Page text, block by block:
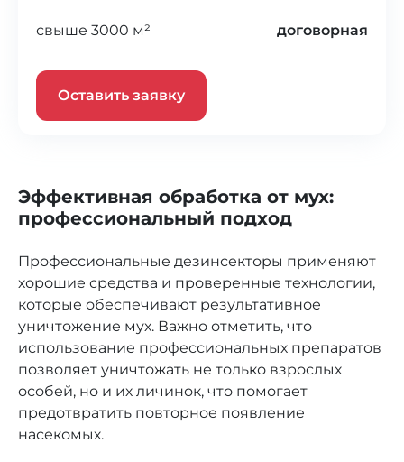
свыше 3000 м² договорная
Оставить заявку
Эффективная обработка от мух:
профессиональный подход
Профессиональные дезинсекторы применяют
хорошие средства и проверенные технологии,
которые обеспечивают результативное
уничтожение мух. Важно отметить, что
использование профессиональных препаратов
позволяет уничтожать не только взрослых
особей, но и их личинок, что помогает
предотвратить повторное появление
насекомых.